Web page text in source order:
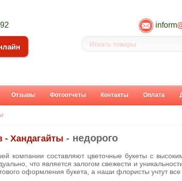
inform
Отзывы Фотоотчеты Контакты Оплата
- Хандагайты - недорого
компании составляют цветочные букеты с
что является залогом свежести и
оформления букета, а наши флористы учтут